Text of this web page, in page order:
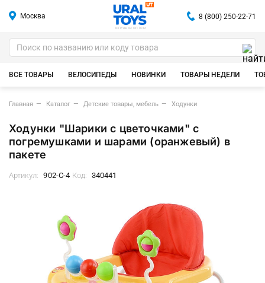
Москва
ИГРУШКИ ОПТОМ
8 (800) 250-22-71
ВСЕ ТОВАРЫ ВЕЛОСИПЕДЫ НОВИНКИ ТОВАРЫ НЕДЕЛИ
Главная Каталог Детские товары, мебель Ходунки
Ходунки "Шарики с цветочками" с
погремушками и шарами (оранжевый) в
пакете
Артикул: 902-C-4 Код: 340441